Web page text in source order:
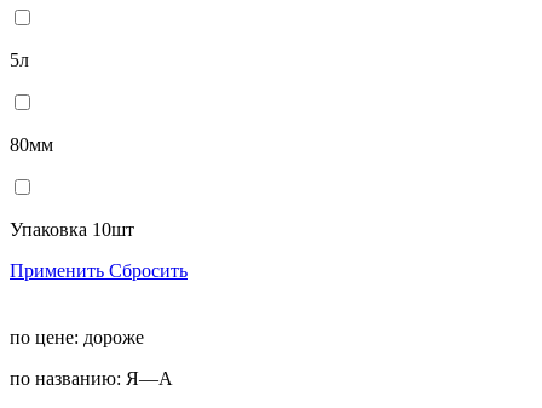
5л
80мм
Упаковка 10шт
Применить Сбросить
по цене: дороже
по названию: Я—А